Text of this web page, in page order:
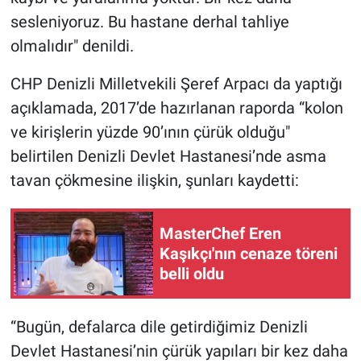
sesleniyoruz. Bu hastane derhal tahliye
olmalıdır" denildi.
CHP Denizli Milletvekili Şeref Arpacı da yaptığı
açıklamada, 2017’de hazırlanan raporda “kolon
ve kirişlerin yüzde 90’ının çürük olduğu"
belirtilen Denizli Devlet Hastanesi’nde asma
tavan çökmesine ilişkin, şunları kaydetti:
MasterChef Eren
Kaşıkçı'nın cenaze töreni
belli oldu
“Bugün, defalarca dile getirdiğimiz Denizli
Devlet Hastanesi’nin çürük yapıları bir kez daha
Nedir
Popüler
Programlar
Sağlık
Spor
Teknoloji
Türkiye'nin Geleceği
Türkiye'nin Gündemi
Yerel Gündem